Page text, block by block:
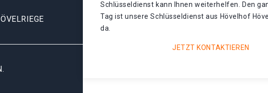
Schlüsseldienst kann Ihnen weiterhelfen. Den
Tag ist unsere Schlüsseldienst aus Hövelhof
da.
JETZT KONTAKTIEREN